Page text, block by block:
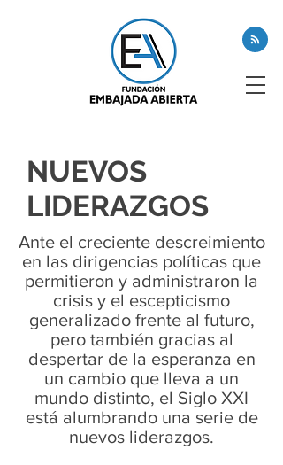
NUEVOS
LIDERAZGOS
Ante el creciente descreimiento
en las dirigencias políticas que
permitieron y administraron la
crisis y el escepticismo
generalizado frente al futuro,
pero también gracias al
despertar de la esperanza en
un cambio que lleva a un
mundo distinto, el Siglo XXI
está alumbrando una serie de
nuevos liderazgos.